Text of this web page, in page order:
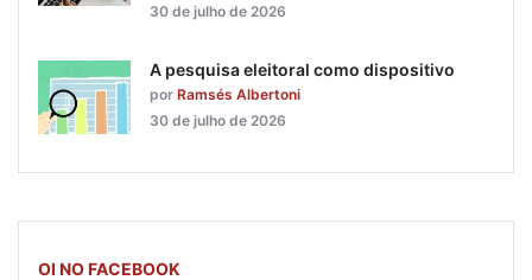
30 de julho de 2026
A pesquisa eleitoral como dispositivo
por Ramsés Albertoni
30 de julho de 2026
OI NO FACEBOOK